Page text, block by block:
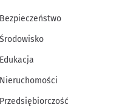
Bezpieczeństwo
Środowisko
Edukacja
Nieruchomości
Przedsiębiorczość